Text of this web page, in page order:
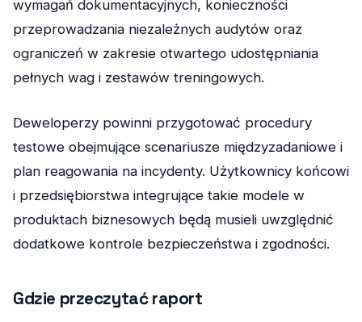
wymagań dokumentacyjnych, konieczności
przeprowadzania niezależnych audytów oraz
ograniczeń w zakresie otwartego udostępniania
pełnych wag i zestawów treningowych.
Deweloperzy powinni przygotować procedury
testowe obejmujące scenariusze międzyzadaniowe i
plan reagowania na incydenty. Użytkownicy końcowi
i przedsiębiorstwa integrujące takie modele w
produktach biznesowych będą musieli uwzględnić
dodatkowe kontrole bezpieczeństwa i zgodności.
Gdzie przeczytać raport